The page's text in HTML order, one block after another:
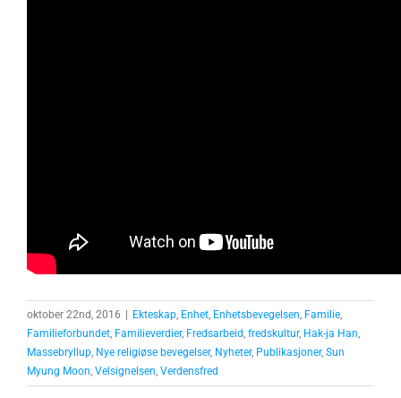
oktober 22nd, 2016 | Ekteskap Enhet Enhetsbevegelsen Familie
Familieforbundet Familieverdier, Fredsarbeid fredskultur, Hak-ja Han
Massebryllup Nye religiøse bevegelser, Nyheter, Publikasjoner, Sun
Myung Moon Velsignelsen Verdensfred